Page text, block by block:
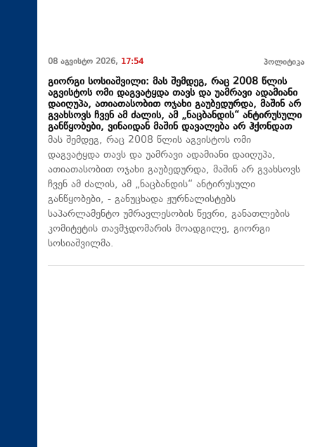
08 აგვისტო 2026, 17:54 პოლიტიკა
გიორგი სოსიაშვილი: მას შემდეგ, რაც 2008 წლის
აგვისტოს ომი დაგვატყდა თავს და უამრავი ადამიანი
დაიღუპა, ათიათასობით ოჯახი გაუბედურდა, მაშინ არ
გვახსოვს ჩვენ ამ ძალის, ამ „ნაცბანდის“ ანტირუსული
განწყობები, ვინაიდან მაშინ დავალება არ ჰქონდათ
მას შემდეგ, რაც 2008 წლის აგვისტოს ომი
დაგვატყდა თავს და უამრავი ადამიანი დაიღუპა,
ათიათასობით ოჯახი გაუბედურდა, მაშინ არ გვახსოვს
ჩვენ ამ ძალის, ამ „ნაცბანდის“ ანტირუსული
განწყობები, - განუცხადა ჟურნალისტებს
საპარლამენტო უმრავლესობის წევრი, განათლების
კომიტეტის თავმჯდომარის მოადგილე, გიორგი
სოსიაშვილმა.